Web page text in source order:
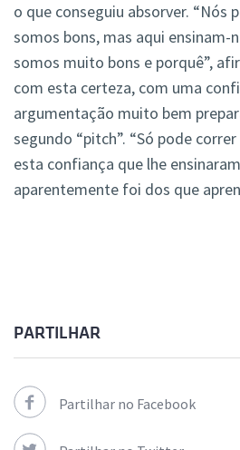
o que conseguiu absorver. “Nós
somos bons, mas aqui ensinam-
somos muito bons e porquê”,
com esta certeza, com uma
argumentação muito bem
segundo “pitch”. “Só pode
esta confiança que lhe
aparentemente foi dos que
PARTILHAR
Partilhar no Facebook